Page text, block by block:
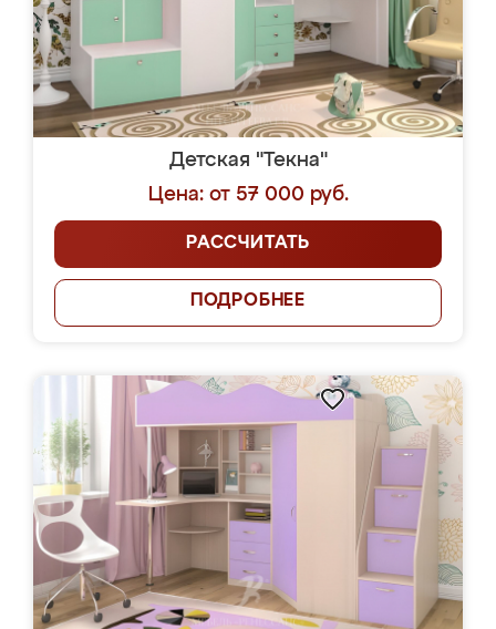
Детская "Текна"
Цена: от 57 000 руб.
РАССЧИТАТЬ
ПОДРОБНЕЕ